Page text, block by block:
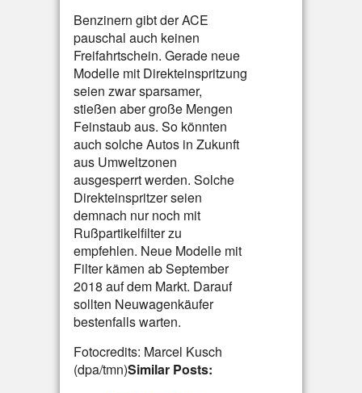
Benzinern gibt der ACE
pauschal auch keinen
Freifahrtschein. Gerade neue
Modelle mit Direkteinspritzung
seien zwar sparsamer,
stießen aber große Mengen
Feinstaub aus. So könnten
auch solche Autos in Zukunft
aus Umweltzonen
ausgesperrt werden. Solche
Direkteinspritzer seien
demnach nur noch mit
Rußpartikelfilter zu
empfehlen. Neue Modelle mit
Filter kämen ab September
2018 auf dem Markt. Darauf
sollten Neuwagenkäufer
bestenfalls warten.
Fotocredits: Marcel Kusch
(dpa/tmn)Similar Posts: